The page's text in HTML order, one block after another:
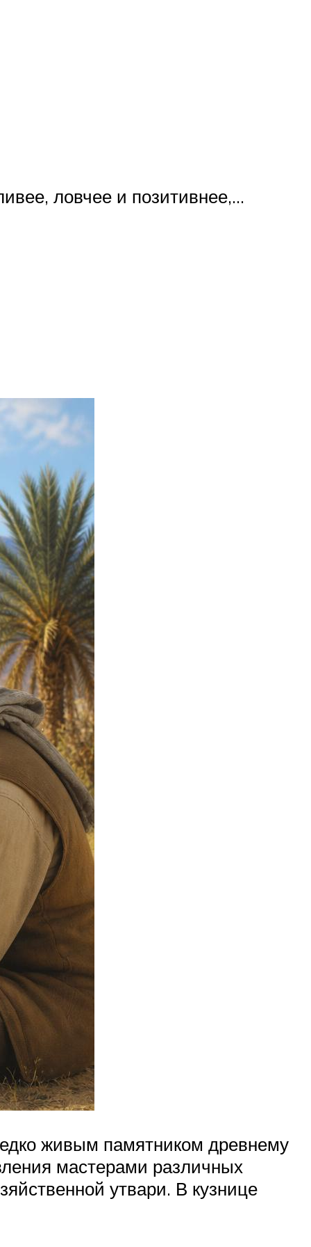
ловчее и позитивнее,…
живым памятником древнему
мастерами различных
утвари. В кузнице